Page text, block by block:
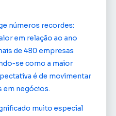
números recordes:
em relação ao ano
de 480 empresas
se como a maior
é de movimentar
em negócios.
muito especial